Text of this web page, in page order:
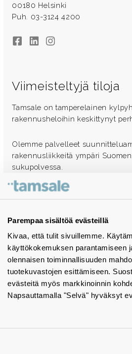
Parempaa sisältöä evästeillä
Kivaa, että tulit sivuillemme.
käyttökokemuksen parantamiseen
olennaisen toiminnallisuuden
tuotekuvastojen esittämiseen.
evästeitä myös markkinoinnin
Napsauttamalla "Selvä" hyväksyt
00180 Helsinki
Puh. 03-3124 4200
FacebookLinkedInInstagram
Viimeisteltyjä tiloja
Tamsale on tamperelainen
rakennusheloihin keskittynyt
Olemme palvelleet
rakennusliikkeitä ympäri
sukupolvessa.
Ota yhteyttä - autamme
Tuotekuvastot
Instagram
BIM-objektit
Yhteystiedot
Tiedotteet